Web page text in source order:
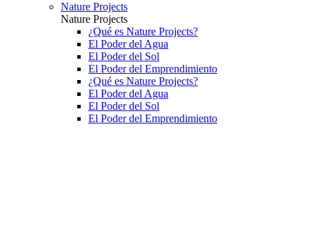
Nature Projects
Nature Projects
¿Qué es Nature Projects?
El Poder del Agua
El Poder del Sol
El Poder del Emprendimiento
¿Qué es Nature Projects?
El Poder del Agua
El Poder del Sol
El Poder del Emprendimiento